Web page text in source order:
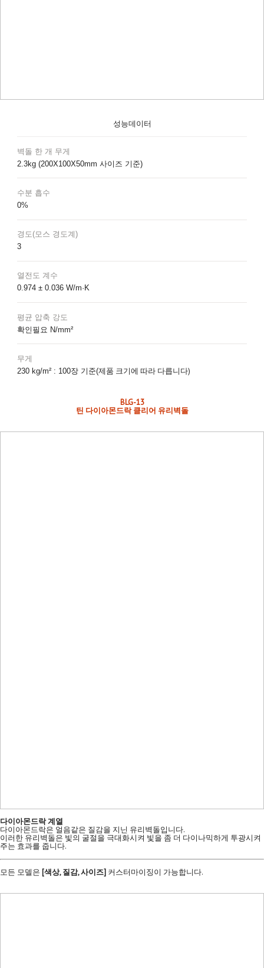
성능데이터
벽돌 한 개 무게
2.3kg (200X100X50mm 사이즈 기준)
수분 흡수
0%
경도(모스 경도계)
3
열전도 계수
0.974 ± 0.036 W/m·K
평균 압축 강도
확인필요 N/mm²
무게
230 kg/m² : 100장 기준(제품 크기에 따라 다릅니다)
BLG-13
틴 다이아몬드락 클리어 유리벽돌
다이아몬드락 계열
다이아몬드락은 얼음같은 질감을 지닌 유리벽돌입니다.
이러한 유리벽돌은 빛의 굴절을 극대화시켜 빛을 좀 더 다이나믹하게 투광시켜
주는 효과를 줍니다.
모든 모델은 [색상, 질감, 사이즈] 커스터마이징이 가능합니다.